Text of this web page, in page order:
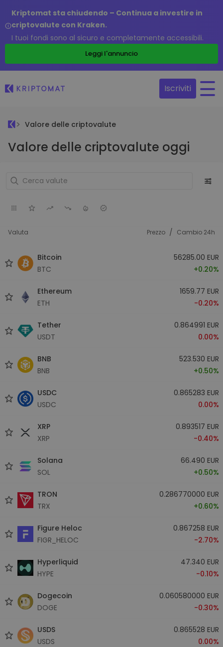
Kriptomat sta chiudendo – Continua a investire in
criptovalute con Kraken.
I tuoi fondi sono al sicuro e completamente accessibili.
Leggi l'annuncio
Iscriviti
Valore delle criptovalute
Valore delle criptovalute oggi
Valuta Prezzo / Cambio 24h
Bitcoin
BTC
56285.00 EUR
+0.20%
Ethereum
ETH
1659.77 EUR
-0.20%
Tether
USDT
0.864991 EUR
0.00%
BNB
BNB
523.530 EUR
+0.50%
USDC
USDC
0.865283 EUR
0.00%
XRP
XRP
0.893517 EUR
-0.40%
Solana
SOL
66.490 EUR
+0.50%
TRON
TRX
0.286770000 EUR
+0.60%
Figure Heloc
FIGR_HELOC
0.867258 EUR
-2.70%
Hyperliquid
HYPE
47.340 EUR
-0.10%
Dogecoin
DOGE
0.060580000 EUR
-0.30%
USDS
USDS
0.865528 EUR
0.00%